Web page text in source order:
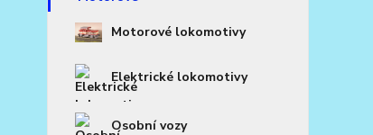
Motorové lokomotivy
Elektrické lokomotivy
Osobní vozy